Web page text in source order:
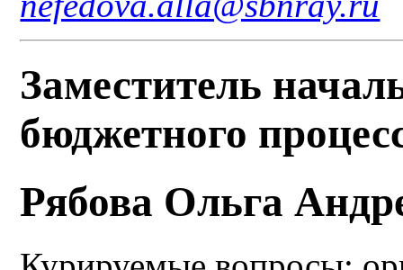
Заместитель
бюджетного
Рябова Ольга